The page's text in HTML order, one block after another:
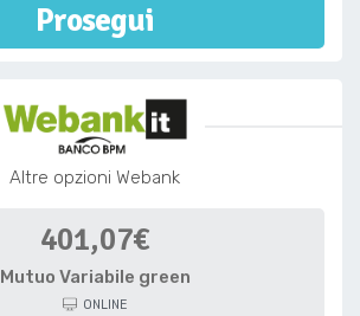
Prosegui
Altre opzioni Webank
401,07€
Mutuo Variabile green
ONLINE